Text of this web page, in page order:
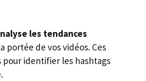
les tendances
portée de vos vidéos. Ces
identifier les hashtags